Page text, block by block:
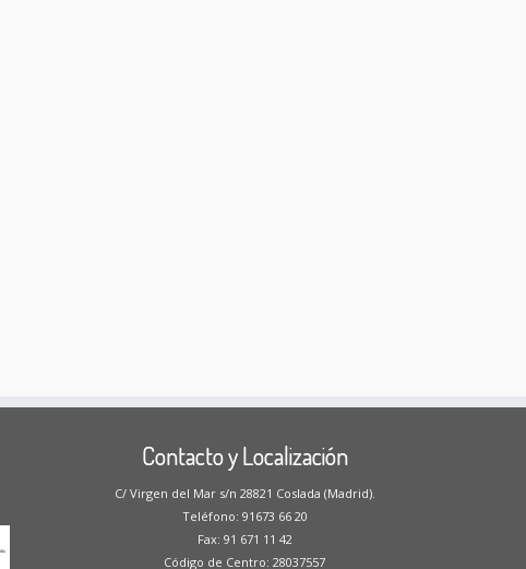
Contacto y Localización
C/ Virgen del Mar s/n 28821 Coslada (Madrid).
Teléfono: 91673 66 20
Fax: 91 671 11 42
Código de Centro: 28037557